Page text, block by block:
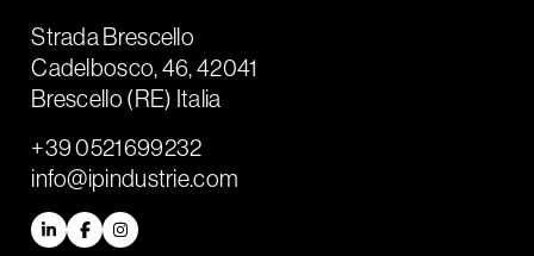
Strada Brescello
Cadelbosco, 46, 42041
Brescello (RE) Italia
+39 0521699232
info@ipindustrie.com
LinkedInFacebookInstagram